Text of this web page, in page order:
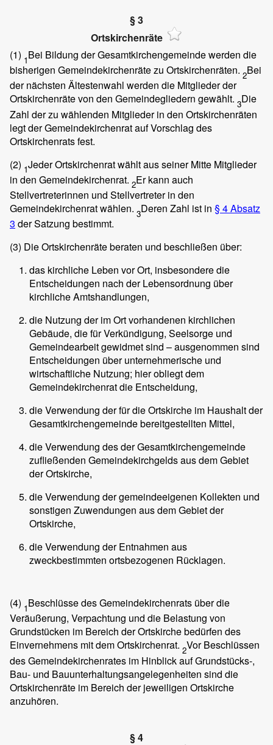
§ 3
Ortskirchenräte
(1) 1Bei Bildung der Gesamtkirchengemeinde werden die
bisherigen Gemeindekirchenräte zu Ortskirchenräten. 2Bei
der nächsten Ältestenwahl werden die Mitglieder der
Ortskirchenräte von den Gemeindegliedern gewählt. 3Die
Zahl der zu wählenden Mitglieder in den Ortskirchenräten
legt der Gemeindekirchenrat auf Vorschlag des
Ortskirchenrats fest.
(2) 1Jeder Ortskirchenrat wählt aus seiner Mitte Mitglieder
in den Gemeindekirchenrat. 2Er kann auch
Stellvertreterinnen und Stellvertreter in den
Gemeindekirchenrat wählen. 3Deren Zahl ist in § 4 Absatz
3 der Satzung bestimmt.
(3) Die Ortskirchenräte beraten und beschließen über:
das kirchliche Leben vor Ort, insbesondere die
Entscheidungen nach der Lebensordnung über
kirchliche Amtshandlungen,
die Nutzung der im Ort vorhandenen kirchlichen
Gebäude, die für Verkündigung, Seelsorge und
Gemeindearbeit gewidmet sind – ausgenommen sind
Entscheidungen über unternehmerische und
wirtschaftliche Nutzung; hier obliegt dem
Gemeindekirchenrat die Entscheidung,
die Verwendung der für die Ortskirche im Haushalt der
Gesamtkirchengemeinde bereitgestellten Mittel,
die Verwendung des der Gesamtkirchengemeinde
zufließenden Gemeindekirchgelds aus dem Gebiet
der Ortskirche,
die Verwendung der gemeindeeigenen Kollekten und
sonstigen Zuwendungen aus dem Gebiet der
Ortskirche,
die Verwendung der Entnahmen aus
zweckbestimmten ortsbezogenen Rücklagen.
(4) 1Beschlüsse des Gemeindekirchenrats über die
Veräußerung, Verpachtung und die Belastung von
Grundstücken im Bereich der Ortskirche bedürfen des
Einvernehmens mit dem Ortskirchenrat. 2Vor Beschlüssen
des Gemeindekirchenrates im Hinblick auf Grundstücks-,
Bau- und Bauunterhaltungsangelegenheiten sind die
Ortskirchenräte im Bereich der jeweiligen Ortskirche
anzuhören.
§ 4